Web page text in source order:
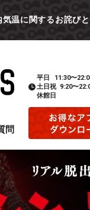
気温に関するお詫び
問
平日
11:30〜
土日祝 9:20〜
休館日